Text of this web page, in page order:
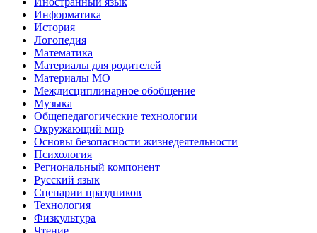
Информатика
История
Логопедия
Математика
Материалы для родителей
Материалы МО
Междисциплинарное обобщение
Музыка
Общепедагогические технологии
Окружающий мир
Основы безопасности жизнедеятельности
Психология
Региональный компонент
Русский язык
Сценарии праздников
Технология
Физкультура
Чтение